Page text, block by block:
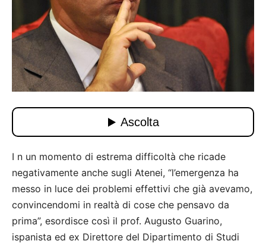
I n un momento di estrema difficoltà che ricade
negativamente anche sugli Atenei, “l’emergenza ha
messo in luce dei problemi effettivi che già avevamo,
convincendomi in realtà di cose che pensavo da
prima”, esordisce così il prof. Augusto Guarino,
ispanista ed ex Direttore del Dipartimento di Studi